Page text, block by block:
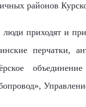
районов
люди приходят и
перчатки,